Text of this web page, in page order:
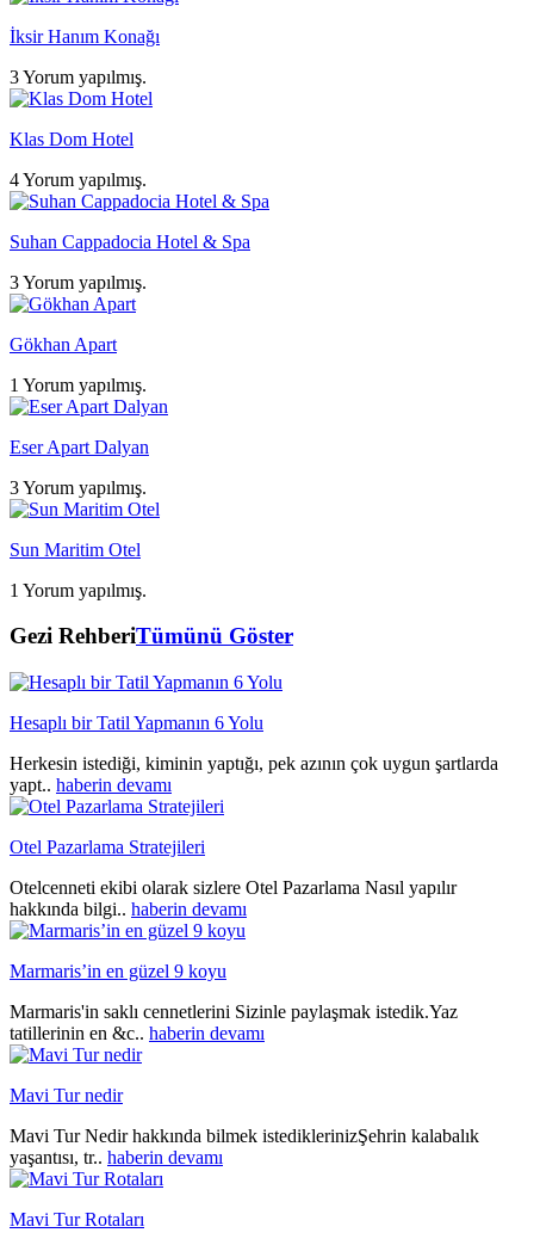
İksir Hanım Konağı
3 Yorum yapılmış.
Klas Dom Hotel
4 Yorum yapılmış.
Suhan Cappadocia Hotel & Spa
3 Yorum yapılmış.
Gökhan Apart
1 Yorum yapılmış.
Eser Apart Dalyan
3 Yorum yapılmış.
Sun Maritim Otel
1 Yorum yapılmış.
Gezi RehberiTümünü Göster
Hesaplı bir Tatil Yapmanın 6 Yolu
Herkesin istediği, kiminin yaptığı, pek azının çok uygun şartlarda
yapt.. haberin devamı
Otel Pazarlama Stratejileri
Otelcenneti ekibi olarak sizlere Otel Pazarlama Nasıl yapılır
hakkında bilgi.. haberin devamı
Marmaris’in en güzel 9 koyu
Marmaris'in saklı cennetlerini Sizinle paylaşmak istedik.Yaz
tatillerinin en &c.. haberin devamı
Mavi Tur nedir
Mavi Tur Nedir hakkında bilmek istediklerinizŞehrin kalabalık
yaşantısı, tr.. haberin devamı
Mavi Tur Rotaları